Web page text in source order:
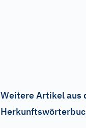
Weitere Artikel aus